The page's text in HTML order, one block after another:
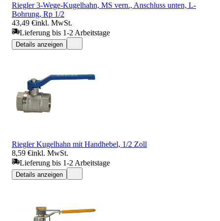
Riegler 3-Wege-Kugelhahn, MS vern., Anschluss unten, L-
Bohrung, Rp 1/2
43,49 €inkl. MwSt.
Lieferung bis 1-2 Arbeitstage
Details anzeigen
Riegler Kugelhahn mit Handhebel, 1/2 Zoll
8,59 €inkl. MwSt.
Lieferung bis 1-2 Arbeitstage
Details anzeigen